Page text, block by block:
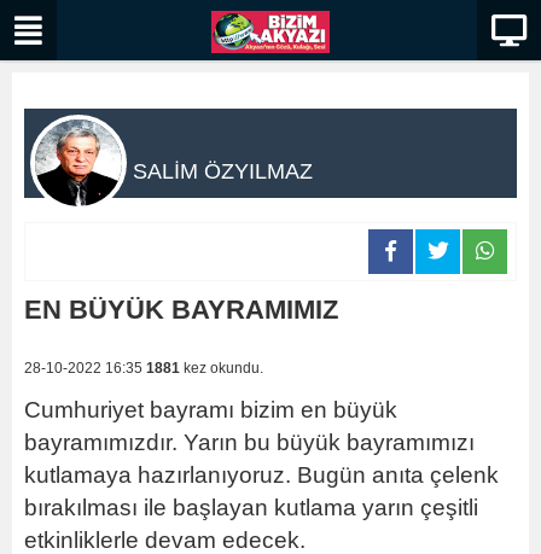
SALİM ÖZYILMAZ
EN BÜYÜK BAYRAMIMIZ
28-10-2022 16:35 1881 kez okundu.
Cumhuriyet bayramı bizim en büyük
bayramımızdır. Yarın bu büyük bayramımızı
kutlamaya hazırlanıyoruz. Bugün anıta çelenk
bırakılması ile başlayan kutlama yarın çeşitli
etkinliklerle devam edecek.